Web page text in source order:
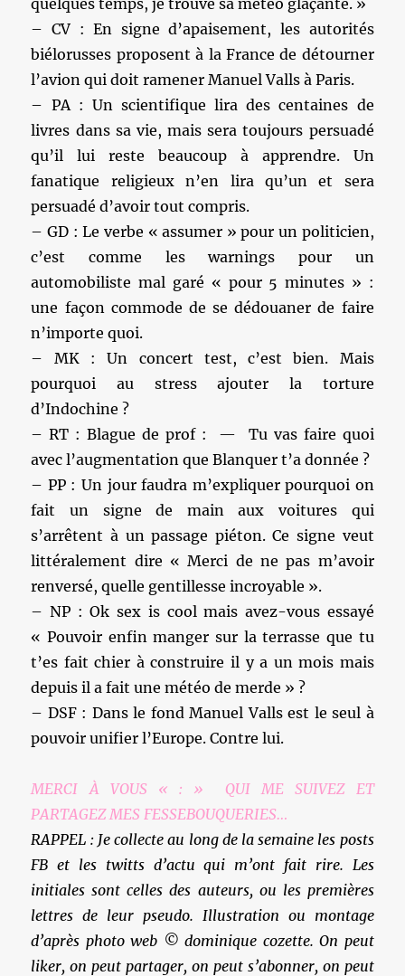
– CV : En signe d’apaisement, les autorités
biélorusses proposent à la France de détourner
l’avion qui doit ramener Manuel Valls à Paris.
– PA : Un scientifique lira des centaines de
livres dans sa vie, mais sera toujours persuadé
qu’il lui reste beaucoup à apprendre. Un
fanatique religieux n’en lira qu’un et sera
persuadé d’avoir tout compris.
– GD : Le verbe « assumer » pour un politicien,
c’est comme les warnings pour un
automobiliste mal garé « pour 5 minutes » :
une façon commode de se dédouaner de faire
n’importe quoi.
– MK : Un concert test, c’est bien. Mais
pourquoi au stress ajouter la torture
d’Indochine ?
– RT : Blague de prof : — Tu vas faire quoi
avec l’augmentation que Blanquer t’a donnée ?
– PP : Un jour faudra m’expliquer pourquoi on
fait un signe de main aux voitures qui
s’arrêtent à un passage piéton. Ce signe veut
littéralement dire « Merci de ne pas m’avoir
renversé, quelle gentillesse incroyable ».
– NP : Ok sex is cool mais avez-vous essayé
« Pouvoir enfin manger sur la terrasse que tu
t’es fait chier à construire il y a un mois mais
depuis il a fait une météo de merde » ?
– DSF : Dans le fond Manuel Valls est le seul à
pouvoir unifier l’Europe. Contre lui.
MERCI À VOUS « : » QUI ME SUIVEZ ET
PARTAGEZ MES FESSEBOUQUERIES…
RAPPEL : Je collecte au long de la semaine les posts
FB et les twitts d’actu qui m’ont fait rire. Les
initiales sont celles des auteurs, ou les premières
lettres de leur pseudo. Illustration ou montage
d’après photo web © dominique cozette. On peut
liker, on peut partager, on peut s’abonner, on peut